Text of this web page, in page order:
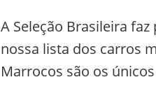
A Seleção Brasileira
nossa lista dos carros
Marrocos são os